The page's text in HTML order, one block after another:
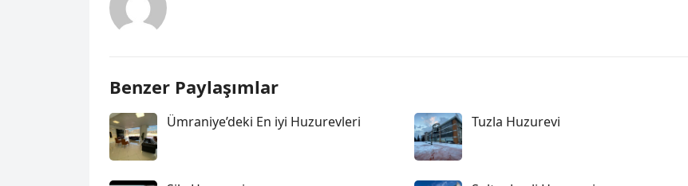
Benzer Paylaşımlar
Ümraniye’deki En iyi Huzurevleri Tuzla Huzurevi